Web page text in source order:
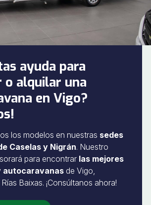
ayuda para
o alquilar una
en Vigo?
los modelos en nuestras sedes
Caselas y Nigrán. Nuestro
para encontrar las mejores
autocaravanasde Vigo,
Baixas. ¡Consúltanos ahora!